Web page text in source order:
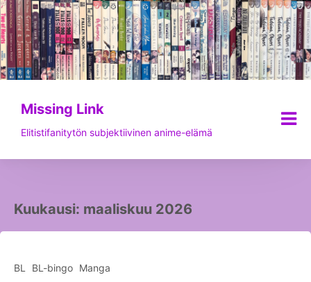
Siirry
sisältöön
Missing Link
Elitistifanitytön subjektiivinen anime-elämä
Kuukausi: maaliskuu 2026
BL BL-bingo Manga